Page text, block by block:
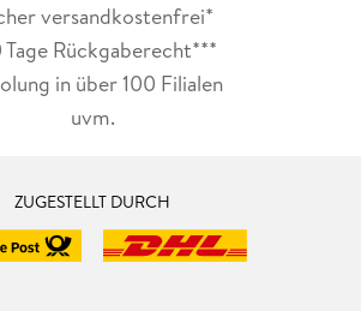
versandkostenfrei*
Tage Rückgaberecht***
in über 100 Filialen
uvm.
ZUGESTELLT DURCH